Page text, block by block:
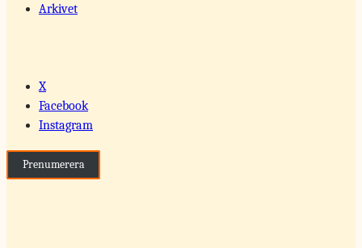
Arkivet
X
Facebook
Instagram
Prenumerera